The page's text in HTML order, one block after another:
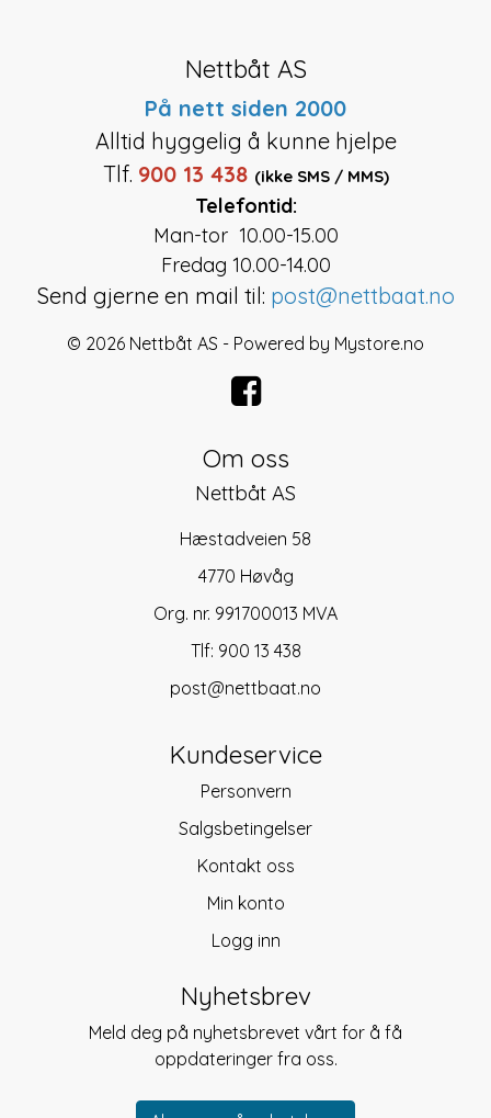
Nettbåt AS
På nett siden 2000
Alltid hyggelig å kunne hjelpe
Tlf. 900 13 438 (ikke SMS / MMS)
Telefontid:
Man-tor 10.00-15.00
Fredag 10.00-14.00
Send gjerne en mail til: post@nettbaat.no
© 2026 Nettbåt AS - Powered by Mystore.no
Om oss
Nettbåt AS
Hæstadveien 58
4770 Høvåg
Org. nr. 991700013 MVA
Tlf: 900 13 438
post@nettbaat.no
Kundeservice
Personvern
Salgsbetingelser
Kontakt oss
Min konto
Logg inn
Nyhetsbrev
Meld deg på nyhetsbrevet vårt for å få
oppdateringer fra oss.